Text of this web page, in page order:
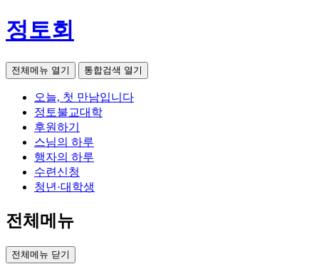
정토회
전체메뉴 열기 통합검색 열기
오늘, 첫 만남입니다
정토불교대학
후원하기
스님의 하루
행자의 하루
수련신청
청년·대학생
전체메뉴
전체메뉴 닫기